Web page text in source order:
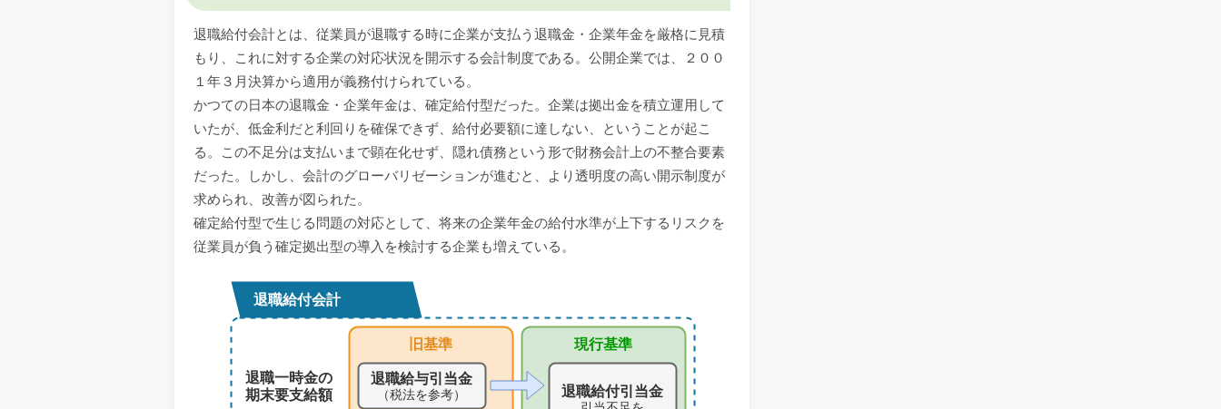
退職給付会計とは、従業員が退職する時に企業が支払う退職金・企業年金を厳格に見積
もり、これに対する企業の対応状況を開示する会計制度である。公開企業では、２００
１年３月決算から適用が義務付けられている。
かつての日本の退職金・企業年金は、確定給付型だった。企業は拠出金を積立運用して
いたが、低金利だと利回りを確保できず、給付必要額に達しない、ということが起こ
る。この不足分は支払いまで顕在化せず、隠れ債務という形で財務会計上の不整合要素
だった。しかし、会計のグローバリゼーションが進むと、より透明度の高い開示制度が
求められ、改善が図られた。
確定給付型で生じる問題の対応として、将来の企業年金の給付水準が上下するリスクを
従業員が負う確定拠出型の導入を検討する企業も増えている。